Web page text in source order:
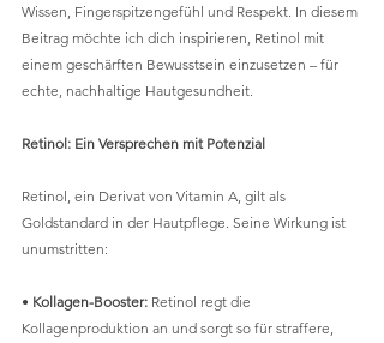
Wissen, Fingerspitzengefühl und Respekt. In diesem
Beitrag möchte ich dich inspirieren, Retinol mit
einem geschärften Bewusstsein einzusetzen – für
echte, nachhaltige Hautgesundheit.
Retinol: Ein Versprechen mit Potenzial
Retinol, ein Derivat von Vitamin A, gilt als
Goldstandard in der Hautpflege. Seine Wirkung ist
unumstritten:
• Kollagen-Booster: Retinol regt die
Kollagenproduktion an und sorgt so für straffere,